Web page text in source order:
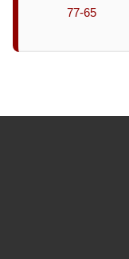
77-65